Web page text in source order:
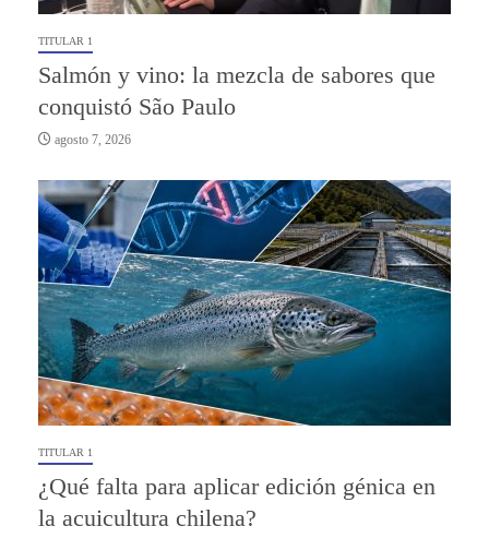
TITULAR 1
Salmón y vino: la mezcla de sabores que
conquistó São Paulo
agosto 7, 2026
TITULAR 1
¿Qué falta para aplicar edición génica en
la acuicultura chilena?